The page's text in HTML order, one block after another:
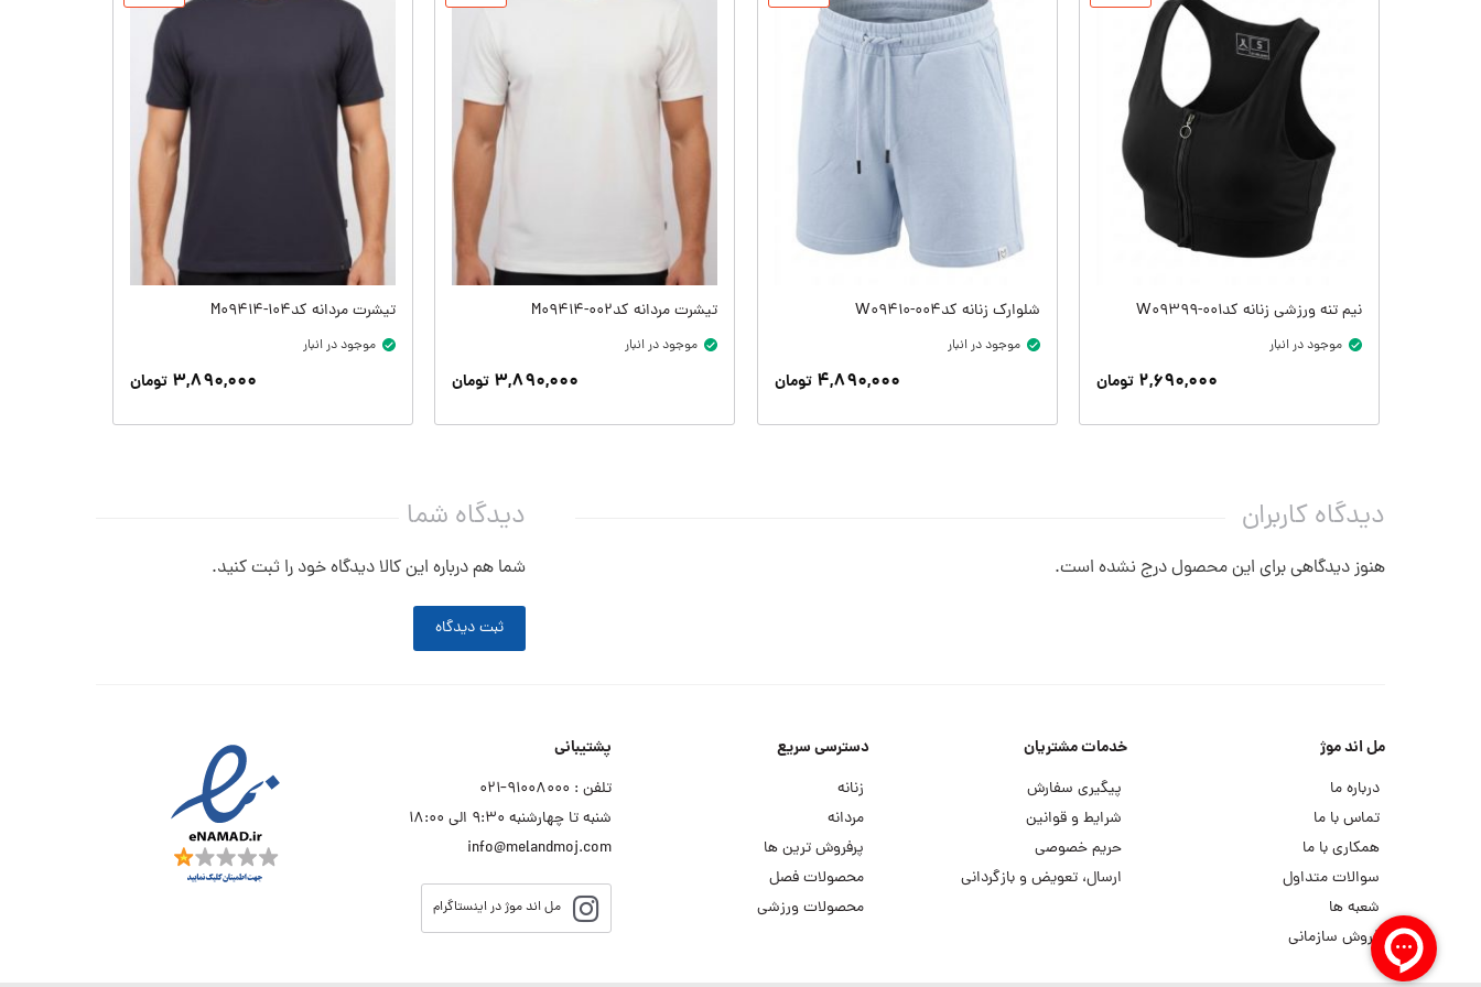
نیم تنه ورزشی زنانه کدW09399-001
موجود در انبار
۲,۶۹۰,۰۰۰ تومان
شلوارک زنانه کدW09410-004
موجود در انبار
۴,۸۹۰,۰۰۰ تومان
تیشرت مردانه کدM09414-002
موجود در انبار
۳,۸۹۰,۰۰۰ تومان
تیشرت مردانه کدM09414-104
موجود در انبار
۳,۸۹۰,۰۰۰ تومان
دیدگاه کاربران
هنوز دیدگاهی برای این محصول درج نشده است.
دیدگاه شما
شما هم درباره این کالا دیدگاه خود را ثبت کنید.
ثبت دیدگاه
مل اند موژ
درباره ما
تماس با ما
همکاری با ما
سوالات متداول
شعبه ها
فروش سازمانی
خدمات مشتریان
پیگیری سفارش
شرایط و قوانین
حریم خصوصی
ارسال، تعویض و بازگردانی
دسترسی سریع
زنانه
مردانه
پرفروش ترین ها
محصولات فصل
محصولات ورزشی
پشتیبانی
تلفن : ۹۱۰۰۸۰۰۰−۰۲۱
شنبه تا چهارشنبه ۹:۳۰ الی ۱۸:۰۰
info@melandmoj.com
مل اند موژ در اینستاگرام